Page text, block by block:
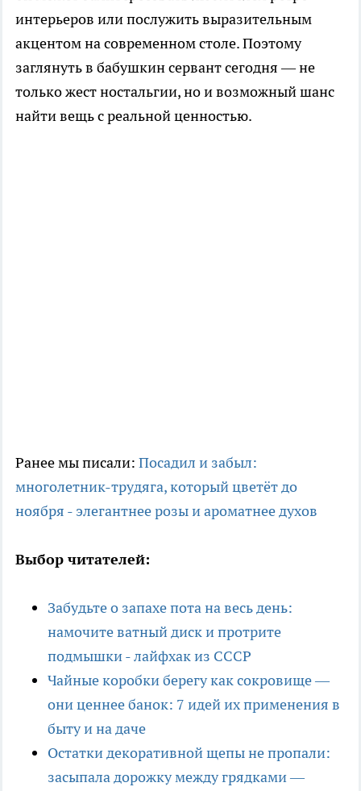
интерьеров или послужить выразительным
акцентом на современном столе. Поэтому
заглянуть в бабушкин сервант сегодня — не
только жест ностальгии, но и возможный шанс
найти вещь с реальной ценностью.
Ранее мы писали: Посадил и забыл:
многолетник-трудяга, который цветёт до
ноября - элегантнее розы и ароматнее духов
Выбор читателей:
Забудьте о запахе пота на весь день:
намочите ватный диск и протрите
подмышки - лайфхак из СССР
Чайные коробки берегу как сокровище —
они ценнее банок: 7 идей их применения в
быту и на даче
Остатки декоративной щепы не пропали:
засыпала дорожку между грядками —